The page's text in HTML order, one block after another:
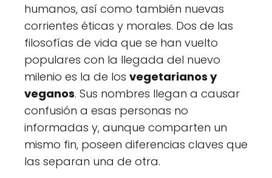
humanos, así como también nuevas
corrientes éticas y morales. Dos de las
filosofías de vida que se han vuelto
populares con la llegada del nuevo
milenio es la de los vegetarianos y
veganos. Sus nombres llegan a causar
confusión a esas personas no
informadas y, aunque comparten un
mismo fin, poseen diferencias claves que
las separan una de otra.